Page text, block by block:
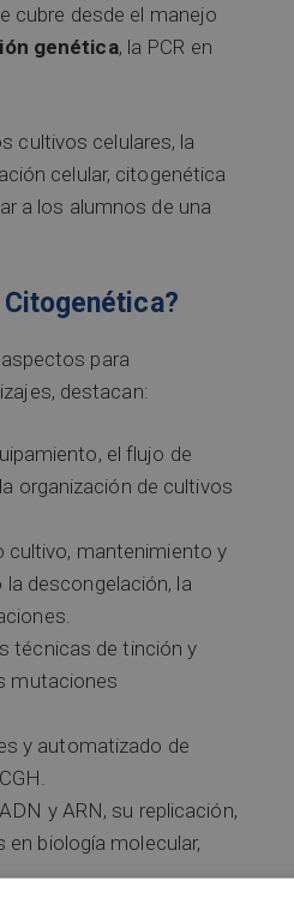
cubre desde el manejo
genética, la PCR en
cultivos celulares, la
celular, citogenética
a los alumnos de una
para
destacan:
el flujo de
organización de cultivos
cultivo, mantenimiento y
descongelación, la
técnicas de tinción y
mutaciones
y automatizado de
y ARN, su replicación,
biología molecular,